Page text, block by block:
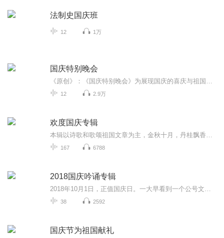
法制史国庆班
12 1万
国庆特别晚会
12 2.9万
欢度国庆专辑
167 6788
2018国庆吟诵专辑
38 2592
国庆节为祖国献礼